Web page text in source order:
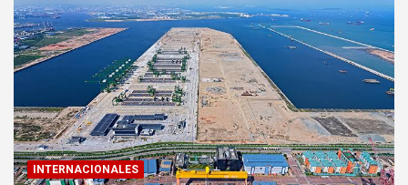
INTERNACIONALES